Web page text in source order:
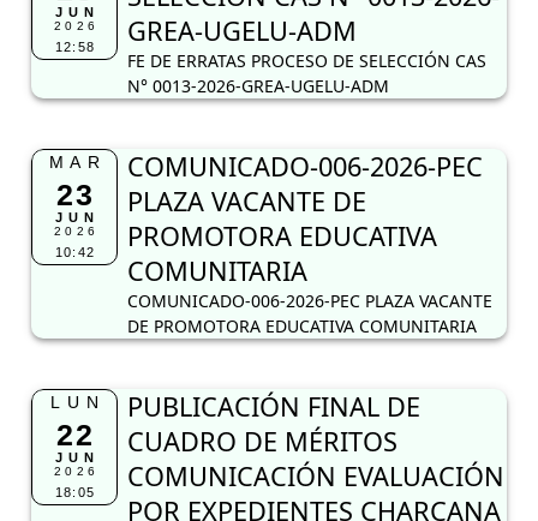
JUN
2026
12:58
GREA-UGELU-ADM
FE DE ERRATAS PROCESO DE SELECCIÓN CAS
N° 0013-2026-GREA-UGELU-ADM
MAR
23
JUN
2026
10:42
COMUNICADO-006-2026-PEC
PLAZA VACANTE DE
PROMOTORA EDUCATIVA
COMUNITARIA
COMUNICADO-006-2026-PEC PLAZA VACANTE
DE PROMOTORA EDUCATIVA COMUNITARIA
LUN
22
JUN
2026
18:05
PUBLICACIÓN FINAL DE
CUADRO DE MÉRITOS
COMUNICACIÓN EVALUACIÓN
POR EXPEDIENTES CHARCANA